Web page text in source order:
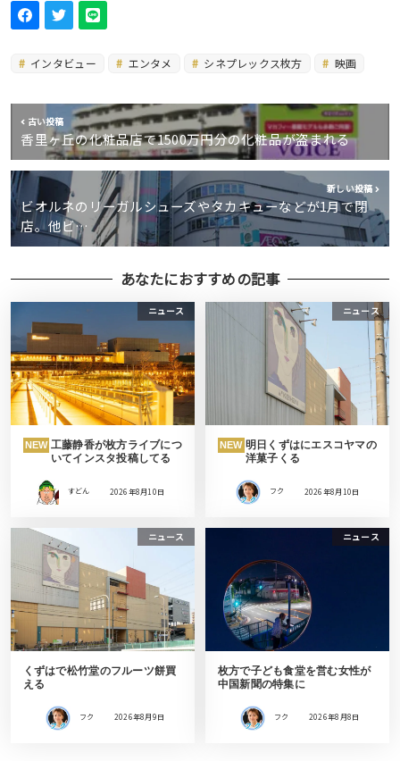
インタビュー エンタメ シネプレックス枚方 映画
古い投稿
香里ヶ丘の化粧品店で1500万円分の化粧品が盗まれる
新しい投稿
ビオルネのリーガルシューズやタカキューなどが1月で閉
店。他ビ…
あなたにおすすめの記事
ニュース
NEW 工藤静香が枚方ライブにつ
いてインスタ投稿してる
すどん 2026年8月10日
ニュース
NEW 明日くずはにエスコヤマの
洋菓子くる
フク 2026年8月10日
ニュース
くずはで松竹堂のフルーツ餅買
える
フク 2026年8月9日
ニュース
枚方で子ども食堂を営む女性が
中国新聞の特集に
フク 2026年8月8日